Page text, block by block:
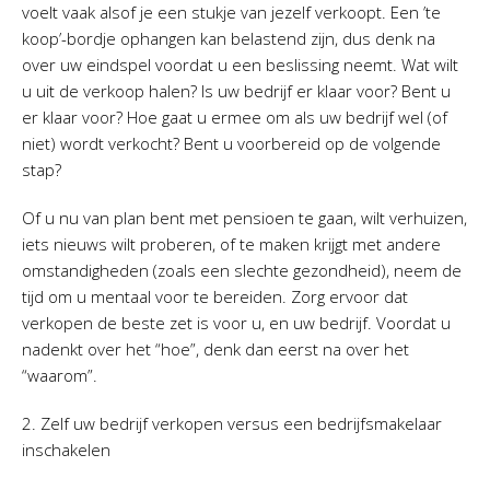
voelt vaak alsof je een stukje van jezelf verkoopt. Een ’te
koop’-bordje ophangen kan belastend zijn, dus denk na
over uw eindspel voordat u een beslissing neemt. Wat wilt
u uit de verkoop halen? Is uw bedrijf er klaar voor? Bent u
er klaar voor? Hoe gaat u ermee om als uw bedrijf wel (of
niet) wordt verkocht? Bent u voorbereid op de volgende
stap?
Of u nu van plan bent met pensioen te gaan, wilt verhuizen,
iets nieuws wilt proberen, of te maken krijgt met andere
omstandigheden (zoals een slechte gezondheid), neem de
tijd om u mentaal voor te bereiden. Zorg ervoor dat
verkopen de beste zet is voor u, en uw bedrijf. Voordat u
nadenkt over het “hoe”, denk dan eerst na over het
“waarom”.
2. Zelf uw bedrijf verkopen versus een bedrijfsmakelaar
inschakelen